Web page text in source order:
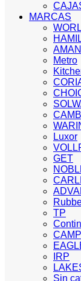
MARCAS
Metro
Luxor
GET
TP
IRP
Sin